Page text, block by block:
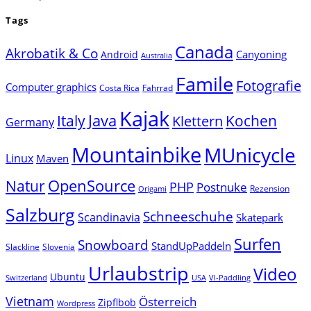
Tags
Akrobatik & Co Android Australia Canada Canyoning
Computer graphics Costa Rica Fahrrad Famile Fotografie
Germany Italy Java Kajak Klettern Kochen
Linux Maven MountainbikeMUnicycle
NaturOpenSource Origami PHP Postnuke Rezension
SalzburgScandinavia Schneeschuhe Skatepark
Slackline Slovenia Snowboard StandUpPaddeln Surfen
Switzerland Ubuntu Urlaubstrip USA VI-Paddling Video
Vietnam Wordpress Zipflbob Österreich